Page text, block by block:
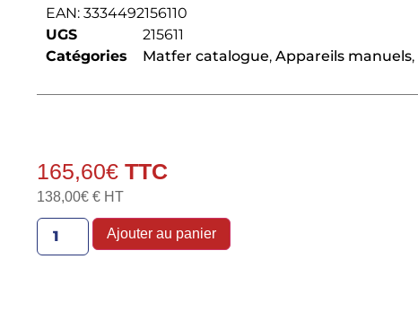
EAN: 3334492156110
UGS
215611
Catégories
Matfer catalogue, Appareils manuels,
165,60€
138,00€€ HT
Ajouter au panier